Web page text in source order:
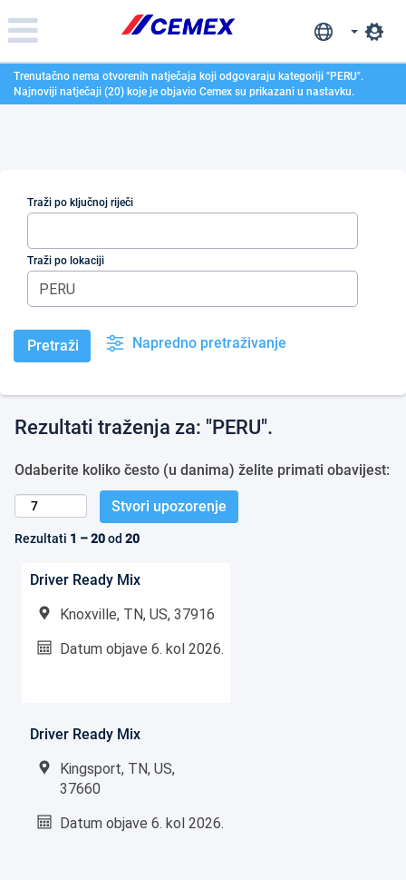
note:
This
website
includes
an
Trenutačno nema otvorenih natječaja koji odgovaraju kategoriji "PERU".
Najnoviji natječaji (20) koje je objavio Cemex su prikazani u nastavku.
Traži po ključnoj riječi
Traži po lokaciji
Napredno pretraživanje
Rezultati traženja za "PERU".
Odaberite koliko često (u danima) želite primati obavijest:
Stvori upozorenje
Rezultati 1 – 20od 20
Driver Ready Mix
Knoxville, TN, US, 37916
Datum objave 6. kol 2026.
Driver Ready Mix
Kingsport, TN, US,
37660
Datum objave 6. kol 2026.